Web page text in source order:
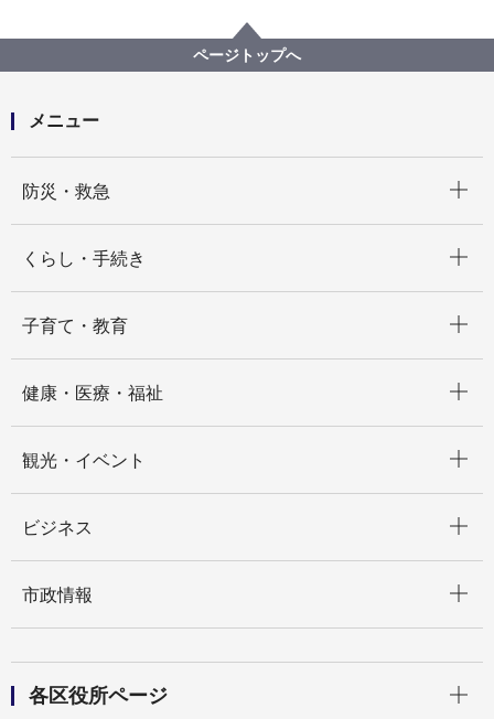
出産を取り扱っている医療施設
ページトップへ
メニュー
防災・救急
くらし・手続き
子育て・教育
健康・医療・福祉
観光・イベント
ビジネス
市政情報
各区役所ページ